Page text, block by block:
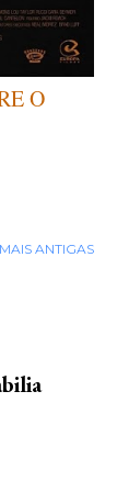
O
ANTIGAS